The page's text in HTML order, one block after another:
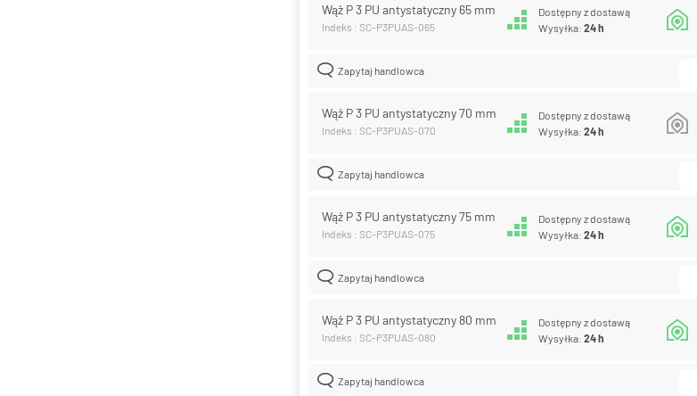
Wąż P 3 PU antystatyczny 65 mm
Indeks : SC-P3PUAS-065
Dostępny z dostawą
Wysyłka:24 h
Zapytaj handlowca
Wąż P 3 PU antystatyczny 70 mm
Indeks : SC-P3PUAS-070
Dostępny z dostawą
Wysyłka:24 h
Zapytaj handlowca
Wąż P 3 PU antystatyczny 75 mm
Indeks : SC-P3PUAS-075
Dostępny z dostawą
Wysyłka:24 h
Zapytaj handlowca
Wąż P 3 PU antystatyczny 80 mm
Indeks : SC-P3PUAS-080
Dostępny z dostawą
Wysyłka:24 h
Zapytaj handlowca